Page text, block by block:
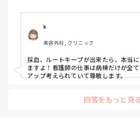
振り返るのであれば、一人で「自分の判
るより、その時の血圧や症状、波形、採
フと一緒に確認してみると、何が起き
るかもしれません。
急変の後はどうしても「あの時こうし
うと思います。一人で抱え込まず、周り
k
美容外科, クリニック
採血、ルートキープが出来たら、本当
ますよ！看護師の仕事は病棟だけが全
アップ考えられていて尊敬します。
回答をもっと見る